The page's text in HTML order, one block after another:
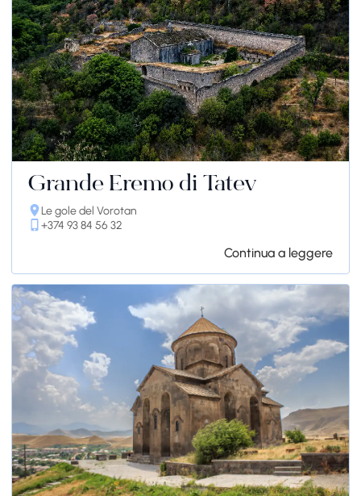
Grande Eremo di Tatev
Le gole del Vorotan
+374 93 84 56 32
Continua a leggere